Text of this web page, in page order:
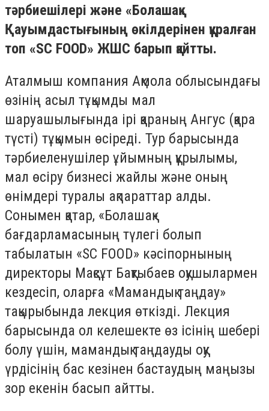
тәрбиешілері және «Болашақ»
Қауымдастығының өкілдерінен құралған
топ «SC FOOD» ЖШС барып қайтты.
Аталмыш компания Ақмола облысындағы
өзінің асыл тұқымды мал
шаруашылығында ірі қараның Ангус (қара
түсті) тұқымын өсіреді. Тур барысында
тәрбиеленушілер ұйымның құрылымы,
мал өсіру бизнесі жайлы және оның
өнімдері туралы ақпараттар алды.
Сонымен қатар, «Болашақ»
бағдарламасының түлегі болып
табылатын «SC FOOD» кәсіпорнының
директоры Мақсұт Бақтыбаев оқушылармен
кездесіп, оларға «Мамандық таңдау»
тақырыбында лекция өткізді. Лекция
барысында ол келешекте өз ісінің шебері
болу үшін, мамандық таңдауды оқу
үрдісінің бас кезінен бастаудың маңызы
зор екенін басып айтты.